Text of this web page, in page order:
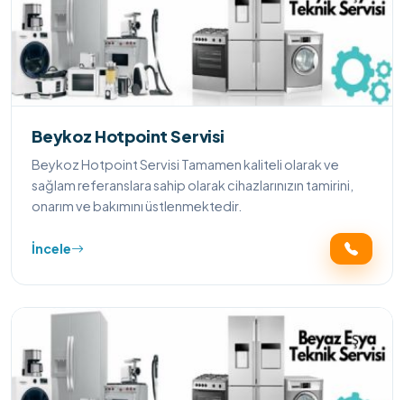
Beykoz Hotpoint Servisi
Beykoz Hotpoint Servisi Tamamen kaliteli olarak ve
sağlam referanslara sahip olarak cihazlarınızın tamirini,
onarım ve bakımını üstlenmektedir.
İncele